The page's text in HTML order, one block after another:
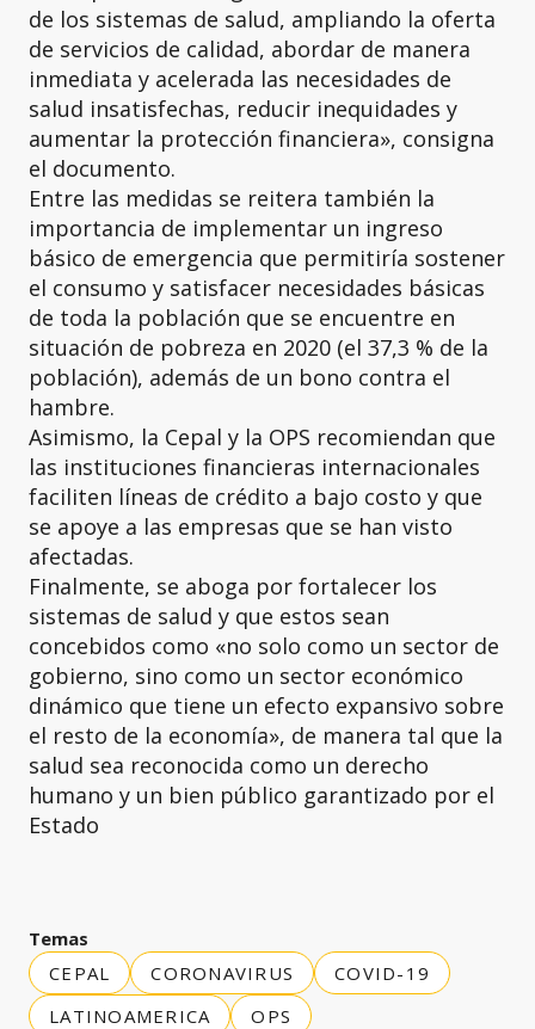
de los sistemas de salud, ampliando la oferta
de servicios de calidad, abordar de manera
inmediata y acelerada las necesidades de
salud insatisfechas, reducir inequidades y
aumentar la protección financiera», consigna
el documento.
Entre las medidas se reitera también la
importancia de implementar un ingreso
básico de emergencia que permitiría sostener
el consumo y satisfacer necesidades básicas
de toda la población que se encuentre en
situación de pobreza en 2020 (el 37,3 % de la
población), además de un bono contra el
hambre.
Asimismo, la Cepal y la OPS recomiendan que
las instituciones financieras internacionales
faciliten líneas de crédito a bajo costo y que
se apoye a las empresas que se han visto
afectadas.
Finalmente, se aboga por fortalecer los
sistemas de salud y que estos sean
concebidos como «no solo como un sector de
gobierno, sino como un sector económico
dinámico que tiene un efecto expansivo sobre
el resto de la economía», de manera tal que la
salud sea reconocida como un derecho
humano y un bien público garantizado por el
Estado
Temas
CEPAL
CORONAVIRUS
COVID-19
LATINOAMERICA
OPS